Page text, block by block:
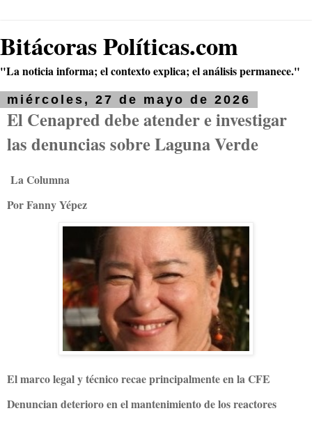
Bitácoras Políticas.com
"La noticia informa; el contexto explica; el análisis permanece."
miércoles, 27 de mayo de 2026
El Cenapred debe atender e investigar
las denuncias sobre Laguna Verde
La Columna
Por Fanny Yépez
El marco legal y técnico recae principalmente en la CFE
Denuncian deterioro en el mantenimiento de los reactores